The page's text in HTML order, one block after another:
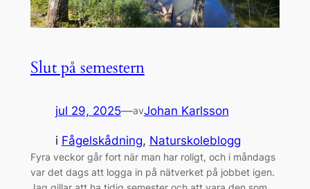
Slut på semestern
jul 29, 2025—avJohan Karlsson
i Fågelskådning, Naturskoleblogg
Fyra veckor går fort när man har roligt, och i måndags
var det dags att logga in på nätverket på jobbet igen.